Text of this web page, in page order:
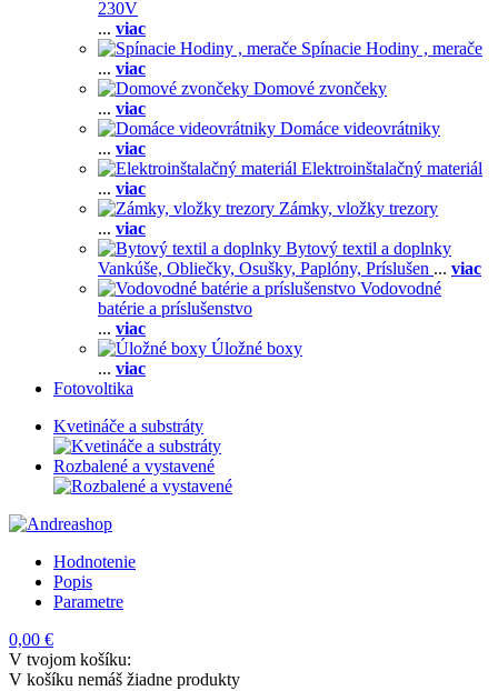
230V
... viac
Spínacie Hodiny , merače
... viac
Domové zvončeky
... viac
Domáce videovrátniky
... viac
Elektroinštalačný materiál
... viac
Zámky, vložky trezory
... viac
Bytový textil a doplnky
Vankúše, Obliečky, Osušky, Paplóny, Príslušen ... viac
Vodovodné
batérie a príslušenstvo
... viac
Úložné boxy
... viac
Fotovoltika
Kvetináče a substráty
Rozbalené a vystavené
Hodnotenie
Popis
Parametre
0,00 €
V tvojom košíku:
V košíku nemáš žiadne produkty